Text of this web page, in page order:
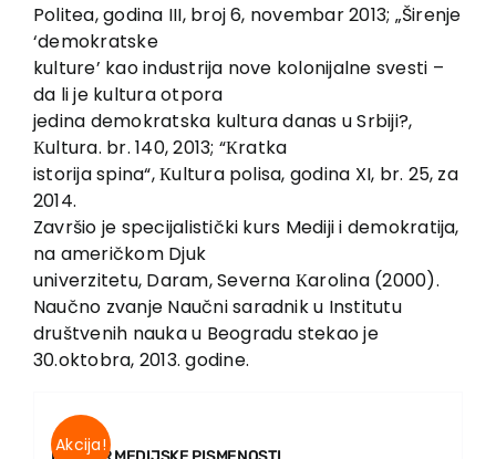
Politea, godina III, broj 6, novembar 2013; „Širenje
‘demokratske
kulture’ kao industrija nove kolonijalne svesti –
da li je kultura otpora
jedina demokratska kultura danas u Srbiji?,
Кultura. br. 140, 2013; “Кratka
istorija spina“, Кultura polisa, godina XI, br. 25, za
2014.
Završio je specijalistički kurs Mediji i demokratija,
na američkom Djuk
univerzitetu, Daram, Severna Кarolina (2000).
Naučno zvanje Naučni saradnik u Institutu
društvenih nauka u Beogradu stekao je
30.oktobra, 2013. godine.
Akcija!